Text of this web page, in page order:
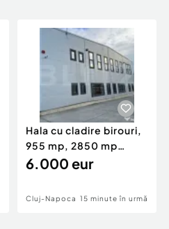
Hala cu cladire birouri,
955 mp, 2850 mp
teren, Campia Turzi
6.000 eur
Cluj-Napoca 15 minute în urmă